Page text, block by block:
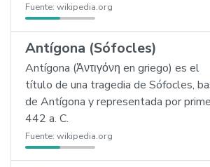
Fuente: wikipedia.org
Antígona (Sófocles)
Antígona (Ἀντιγόνη en griego) es el
título de una tragedia de Sófocles,
de Antígona y representada por
442 a. C.
Fuente: wikipedia.org